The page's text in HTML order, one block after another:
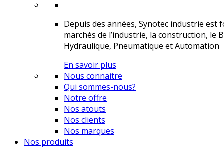
Depuis des années, Synotec industrie
marchés de l’industrie, la construction, le
Hydraulique, Pneumatique et Automation
En savoir plus
Nous connaitre
Qui sommes-nous?
Notre offre
Nos atouts
Nos clients
Nos marques
Nos produits